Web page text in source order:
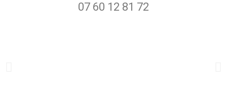
07 60 12 81 72